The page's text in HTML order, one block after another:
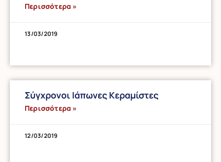
Περισσότερα »
13/03/2019
Σύγχρονοι Ιάπωνες Κεραμίστες
Περισσότερα »
12/03/2019